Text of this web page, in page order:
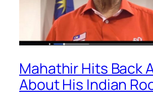
Mahathir Hits Back
About His Indian